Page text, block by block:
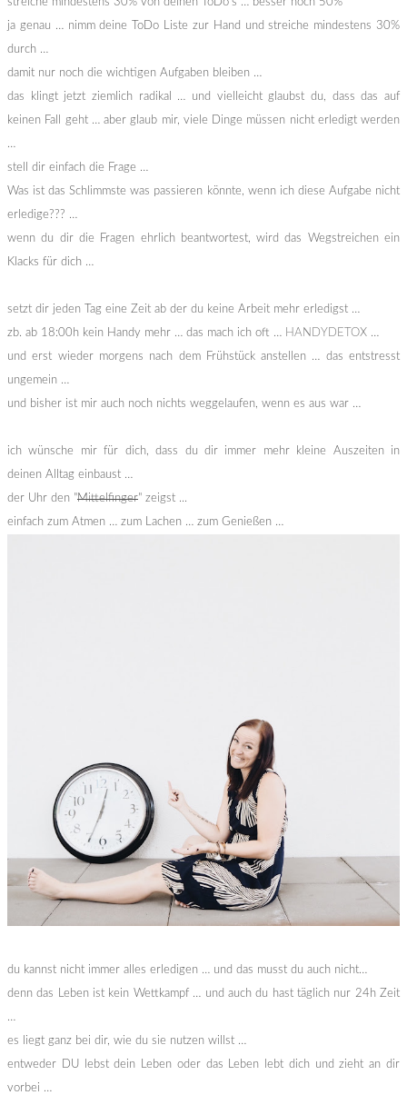
streiche mindestens 30% von deinen ToDo’s … besser noch 50%
ja genau … nimm deine ToDo Liste zur Hand und streiche mindestens 30%
durch …
damit nur noch die wichtigen Aufgaben bleiben …
das klingt jetzt ziemlich radikal … und vielleicht glaubst du, dass das auf
keinen Fall geht … aber glaub mir, viele Dinge müssen nicht erledigt werden
…
stell dir einfach die Frage …
Was ist das Schlimmste was passieren könnte, wenn ich diese Aufgabe nicht
erledige??? …
wenn du dir die Fragen ehrlich beantwortest, wird das Wegstreichen ein
Klacks für dich …
setzt dir jeden Tag eine Zeit ab der du keine Arbeit mehr erledigst …
zb. ab 18:00h kein Handy mehr … das mach ich oft … HANDYDETOX …
und erst wieder morgens nach dem Frühstück anstellen … das entstresst
ungemein …
und bisher ist mir auch noch nichts weggelaufen, wenn es aus war …
ich wünsche mir für dich, dass du dir immer mehr kleine Auszeiten in
deinen Alltag einbaust …
der Uhr den "Mittelfinger" zeigst ...
einfach zum Atmen … zum Lachen … zum Genießen …
du kannst nicht immer alles erledigen … und das musst du auch nicht…
denn das Leben ist kein Wettkampf … und auch du hast täglich nur 24h Zeit
…
es liegt ganz bei dir, wie du sie nutzen willst …
entweder DU lebst dein Leben oder das Leben lebt dich und zieht an dir
vorbei …